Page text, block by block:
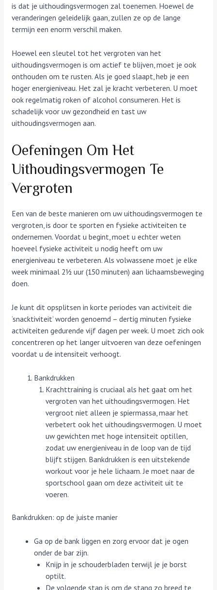
is dat je uithoudingsvermogen zal toenemen. Hoewel de
veranderingen geleidelijk gaan, zullen ze op de lange
termijn een enorm verschil maken.
Hoewel een sleutel tot het vergroten van het
uithoudingsvermogen is om actief te blijven, moet je ook
onthouden om te rusten. Als je goed slaapt, heb je een
hoger energieniveau. Het zal je kracht verbeteren. U moet
ook regelmatig roken of alcohol consumeren. Het is
schadelijk voor uw gezondheid en tast uw
uithoudingsvermogen aan.
Oefeningen Om Het
Uithoudingsvermogen Te
Vergroten
Een van de beste manieren om uw uithoudingsvermogen te
vergroten, is door te sporten en fysieke activiteiten te
ondernemen. Voordat u begint, moet u echter weten
hoeveel fysieke activiteit u nodig heeft om uw
energieniveau te verbeteren. Als volwassene moet je elke
week minimaal 2½ uur (150 minuten) aan lichaamsbeweging
doen.
Je kunt dit opsplitsen in korte periodes van activiteit die
‘snacktiviteit’ worden genoemd – dertig minuten fysieke
activiteiten gedurende vijf dagen per week. U moet zich ook
concentreren op het langer uitvoeren van deze oefeningen
voordat u de intensiteit verhoogt.
Bankdrukken
Krachttraining is cruciaal als het gaat om het
vergroten van het uithoudingsvermogen. Het
vergroot niet alleen je spiermassa, maar het
verbetert ook het uithoudingsvermogen. U moet
uw gewichten met hoge intensiteit optillen,
zodat uw energieniveau in de loop van de tijd
blijft stijgen. Bankdrukken is een uitstekende
workout voor je hele lichaam. Je moet naar de
sportschool gaan om deze activiteit uit te
voeren.
Bankdrukken: op de juiste manier
Ga op de bank liggen en zorg ervoor dat je ogen
onder de bar zijn.
Knijp in je schouderbladen terwijl je je borst
optilt.
De volgende stap is om de stang zo breed te